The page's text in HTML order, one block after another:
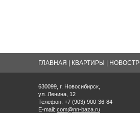
ГЛАВНАЯ КВАРТИРЫ
630099, г. Новосибирск,
ул. Ленина, 12
Телефон: +7 (903) 900-36-84
E-mail: com@nn-baza.ru